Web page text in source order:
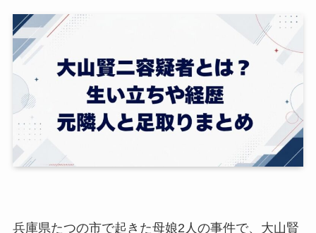
兵庫県たつの市で起きた母娘2人の事件で、大山賢